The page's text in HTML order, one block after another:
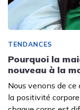
TENDANCES
Pourquoi la
nouveau à la
Nous venons de ce
la positivité